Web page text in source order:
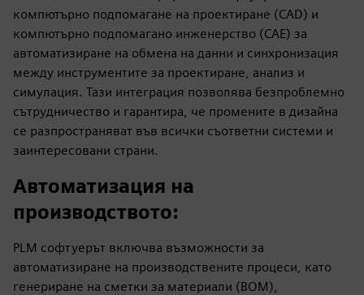
компютърно подпомагане на проектиране (CAD) и
компютърно подпомагано инженерство (CAE) за
автоматизиране на обмена на данни и синхронизация
между инструментите за проектиране, анализ и
симулация. Тази интеграция позволява безпроблемно
сътрудничество и гарантира, че промените в дизайна
се разпространяват във всички съответни системи и
заинтересовани страни.
Автоматизация на
производството:
PLM софтуерът включва възможности за
автоматизиране на производствените процеси, като
генериране на сметки за материали (BOM),